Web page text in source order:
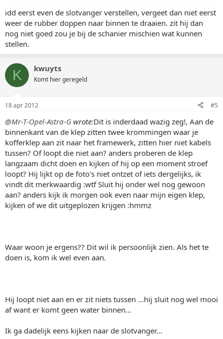
idd eerst even de slotvanger verstellen, vergeet dan niet eerst
weer de rubber doppen naar binnen te draaien. zit hij dan
nog niet goed zou je bij de schanier mischien wat kunnen
stellen.
K kwuyts
Komt hier geregeld
18 apr 2012 #5
@Mr-T-Opel-Astra-G wrote:Dit is inderdaad wazig zeg!, Aan de
binnenkant van de klep zitten twee krommingen waar je
kofferklep aan zit naar het framewerk, zitten hier niet kabels
tussen? Of loopt die niet aan? anders proberen de klep
langzaam dicht doen en kijken of hij op een moment stroef
loopt? Hij lijkt op de foto's niet ontzet of iets dergelijks, ik
vindt dit merkwaardig :wtf Sluit hij onder wel nog gewoon
aan? anders kijk ik morgen ook even naar mijn eigen klep,
kijken of we dit uitgeplozen krijgen :hmmz
Waar woon je ergens?? Dit wil ik persoonlijk zien. Als het te
doen is, kom ik wel even aan.
Hij loopt niet aan en er zit niets tussen ...hij sluit nog wel mooi
af want er komt geen water binnen...
Ik ga dadelijk eens kijken naar de slotvanger...